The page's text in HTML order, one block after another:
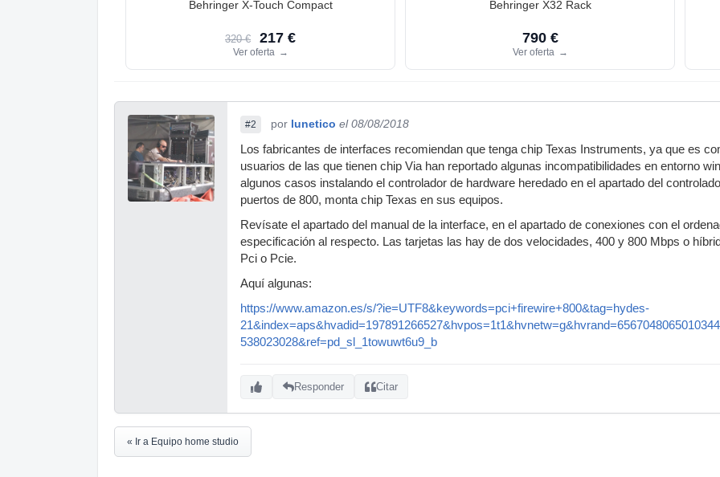
Behringer X-Touch Compact
320 € 217 €
Ver oferta →
Behringer X32 Rack
790 €
Ver oferta →
#2 por lunetico el 08/08/2018
Los fabricantes de interfaces recomiendan que tenga chip Texas Instruments, ya que es
usuarios de las que tienen chip Via han reportado algunas incompatibilidades en entorno
algunos casos instalando el controlador de hardware heredado en el apartado del
puertos de 800, monta chip Texas en sus equipos.
Revísate el apartado del manual de la interface, en el apartado de conexiones con el
especificación al respecto. Las tarjetas las hay de dos velocidades, 400 y 800 Mbps o
Pci o Pcie.
Aquí algunas:
https://www.amazon.es/s/?ie=UTF8&keywords=pci+firewire+800&tag=hydes-
538023028&ref=pd_sl_1towuwt6u9_b
Responder Citar
« Ir a Equipo home studio